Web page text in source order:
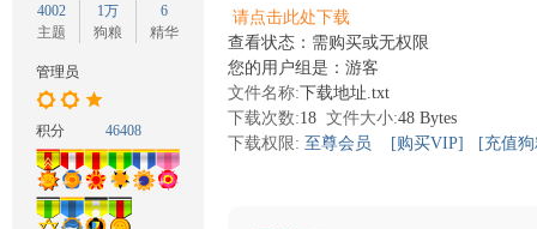
4002
主题
1万
狗粮
6
精华
管理员
积分 46408
请点击此处下载
查看状态：需购买或无权限
您的用户组是：游客
文件名称:下载地址.txt
下载次数:18 文件大小:48 Bytes
下载权限: 至尊会员 [购买VIP] [充值